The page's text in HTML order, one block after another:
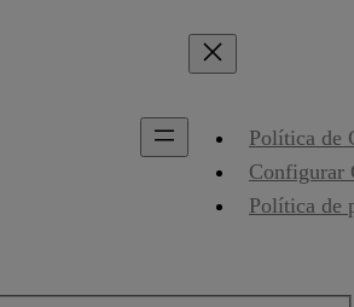
Política de
Configurar
Política de